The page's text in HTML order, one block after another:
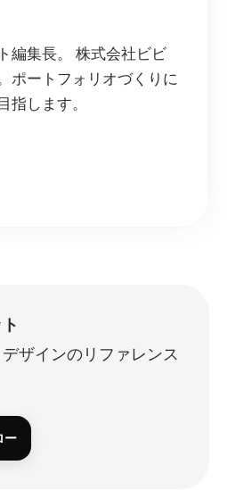
編集長。 株式会社ビビ
ポートフォリオづくりに
指します。
ザインのリファレンス
ー